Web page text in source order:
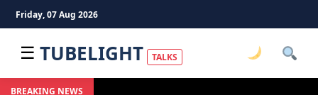
Friday, 07 Aug 2026
☰ TUBELIGHT TALKS
BREAKING NEWS